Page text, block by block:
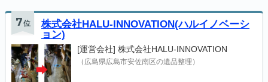
7位
株式会社HALU-INNOVATION(ハルイノベーシ
ョン)
[運営会社] 株式会社HALU-INNOVATION
（広島県広島市安佐南区の遺品整理）